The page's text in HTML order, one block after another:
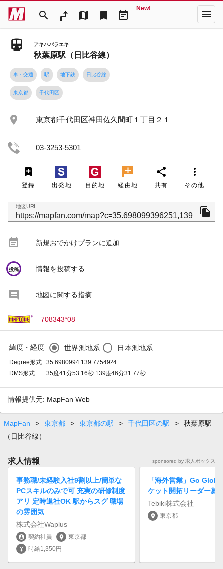
search map bookmark event_note
New! menu
アキハバラエキ
秋葉原駅（日比谷線）
車・交通 駅 地下鉄 日比谷線
東京都 千代田区
place 東京都千代田区神田佐久間町１丁目２１
03-3253-5301
登録 出発地 目的地 経由地
share
共有
more_vert
その他
地図URL file_copy
event_note 新規おでかけプランに追加
circle
投稿 情報を投稿する
地図に関する指摘
708343*08
緯度・経度 世界測地系 日本測地系
Degree形式
35.6980994 139.7754924
DMS形式
35度41分53.16秒 139度46分31.77秒
情報提供元: MapFan Web
MapFan > 東京都 > 東京都の駅 > 千代田区の駅 >
秋葉原駅
（日比谷線）
求人情報 sponsored by 求人ボックス
事務職/未経験入社9割以上/簡単な
PCスキルのみで可 充実の研修制度
アリ 定時退社OK 駅からスグ 職場
の雰囲気
株式会社Waplus
account_circle 契約社員 location_on 東京都
currency_yen 時給1,350円
「海外営業」Go
ケット開拓リーダー募
Tebiki株式会社
location_on 東京都